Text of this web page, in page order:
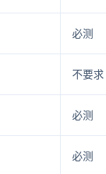
必测
不要求
必测
必测